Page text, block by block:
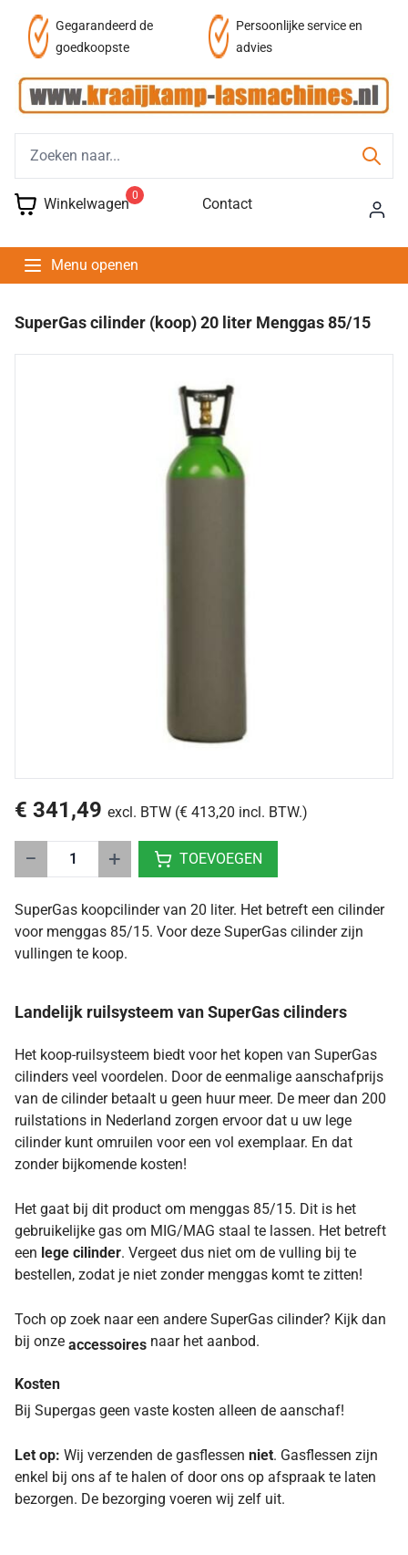
Gegarandeerd de
goedkoopste
Persoonlijke service en
advies
Winkelwagen 0 Contact
Menu openen
Landelijk ruilsysteem van SuperGas cilinders
Het koop-ruilsysteem biedt voor het kopen van SuperGas
cilinders veel voordelen. Door de eenmalige aanschafprijs
van de cilinder betaalt u geen huur meer. De meer dan 200
ruilstations in Nederland zorgen ervoor dat u uw lege
cilinder kunt omruilen voor een vol exemplaar. En dat
zonder bijkomende kosten!
Het gaat bij dit product om menggas 85/15. Dit is het
gebruikelijke gas om MIG/MAG staal te lassen. Het betreft
een lege cilinder. Vergeet dus niet om de vulling bij te
bestellen, zodat je niet zonder menggas komt te zitten!
Toch op zoek naar een andere SuperGas cilinder? Kijk dan
bij onze accessoires naar het aanbod.
Kosten
Bij Supergas geen vaste kosten alleen de aanschaf!
Let op: Wij verzenden de gasflessen niet. Gasflessen zijn
enkel bij ons af te halen of door ons op afspraak te laten
bezorgen. De bezorging voeren wij zelf uit.
SuperGas cilinder (koop) 20 liter Menggas 85/15
€ 341,49 excl. BTW (€ 413,20 incl. BTW.)
− + TOEVOEGEN
SuperGas koopcilinder van 20 liter. Het betreft een cilinder
voor menggas 85/15. Voor deze SuperGas cilinder zijn
vullingen te koop.